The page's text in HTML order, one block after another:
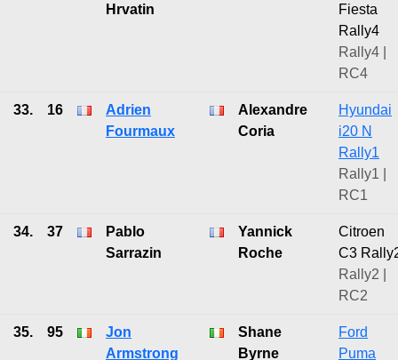
Hrvatin
Fiesta
Rally4
Rally4 |
RC4
33. 16
Adrien
Fourmaux
Alexandre
Coria
Hyundai
i20 N
Rally1
Rally1 |
RC1
34. 37
Pablo
Sarrazin
Yannick
Roche
Citroen
C3
Rally2 |
RC2
35. 95
Jon
Armstrong
Shane
Byrne
Ford
Puma